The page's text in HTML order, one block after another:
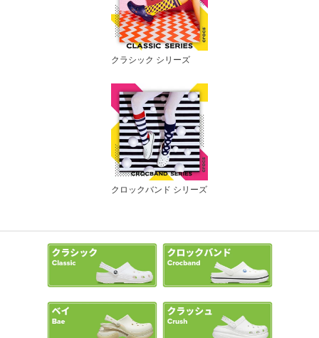
クラシック シリーズ
クロックバンド シリーズ